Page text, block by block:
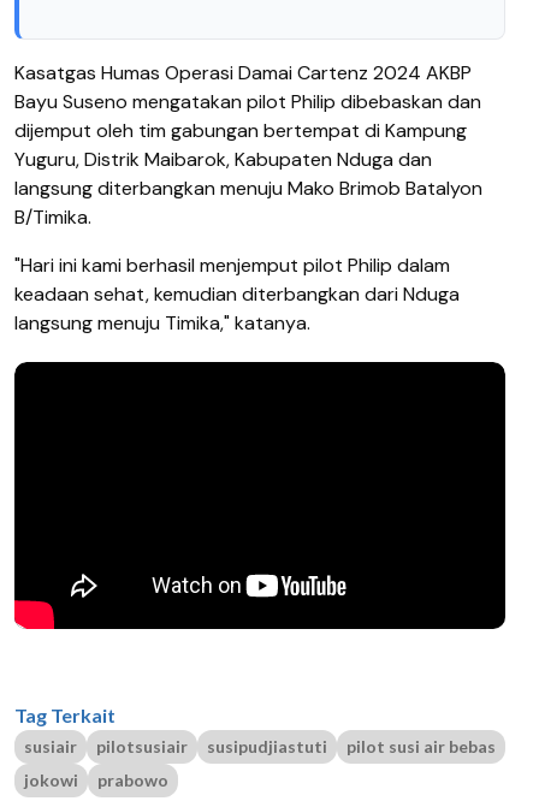
Kasatgas Humas Operasi Damai Cartenz 2024 AKBP
Bayu Suseno mengatakan pilot Philip dibebaskan dan
dijemput oleh tim gabungan bertempat di Kampung
Yuguru, Distrik Maibarok, Kabupaten Nduga dan
langsung diterbangkan menuju Mako Brimob Batalyon
B/Timika.
"Hari ini kami berhasil menjemput pilot Philip dalam
keadaan sehat, kemudian diterbangkan dari Nduga
langsung menuju Timika," katanya.
Tag Terkait
susiair pilotsusiair susipudjiastuti
pilot susi air bebas
jokowi
prabowo